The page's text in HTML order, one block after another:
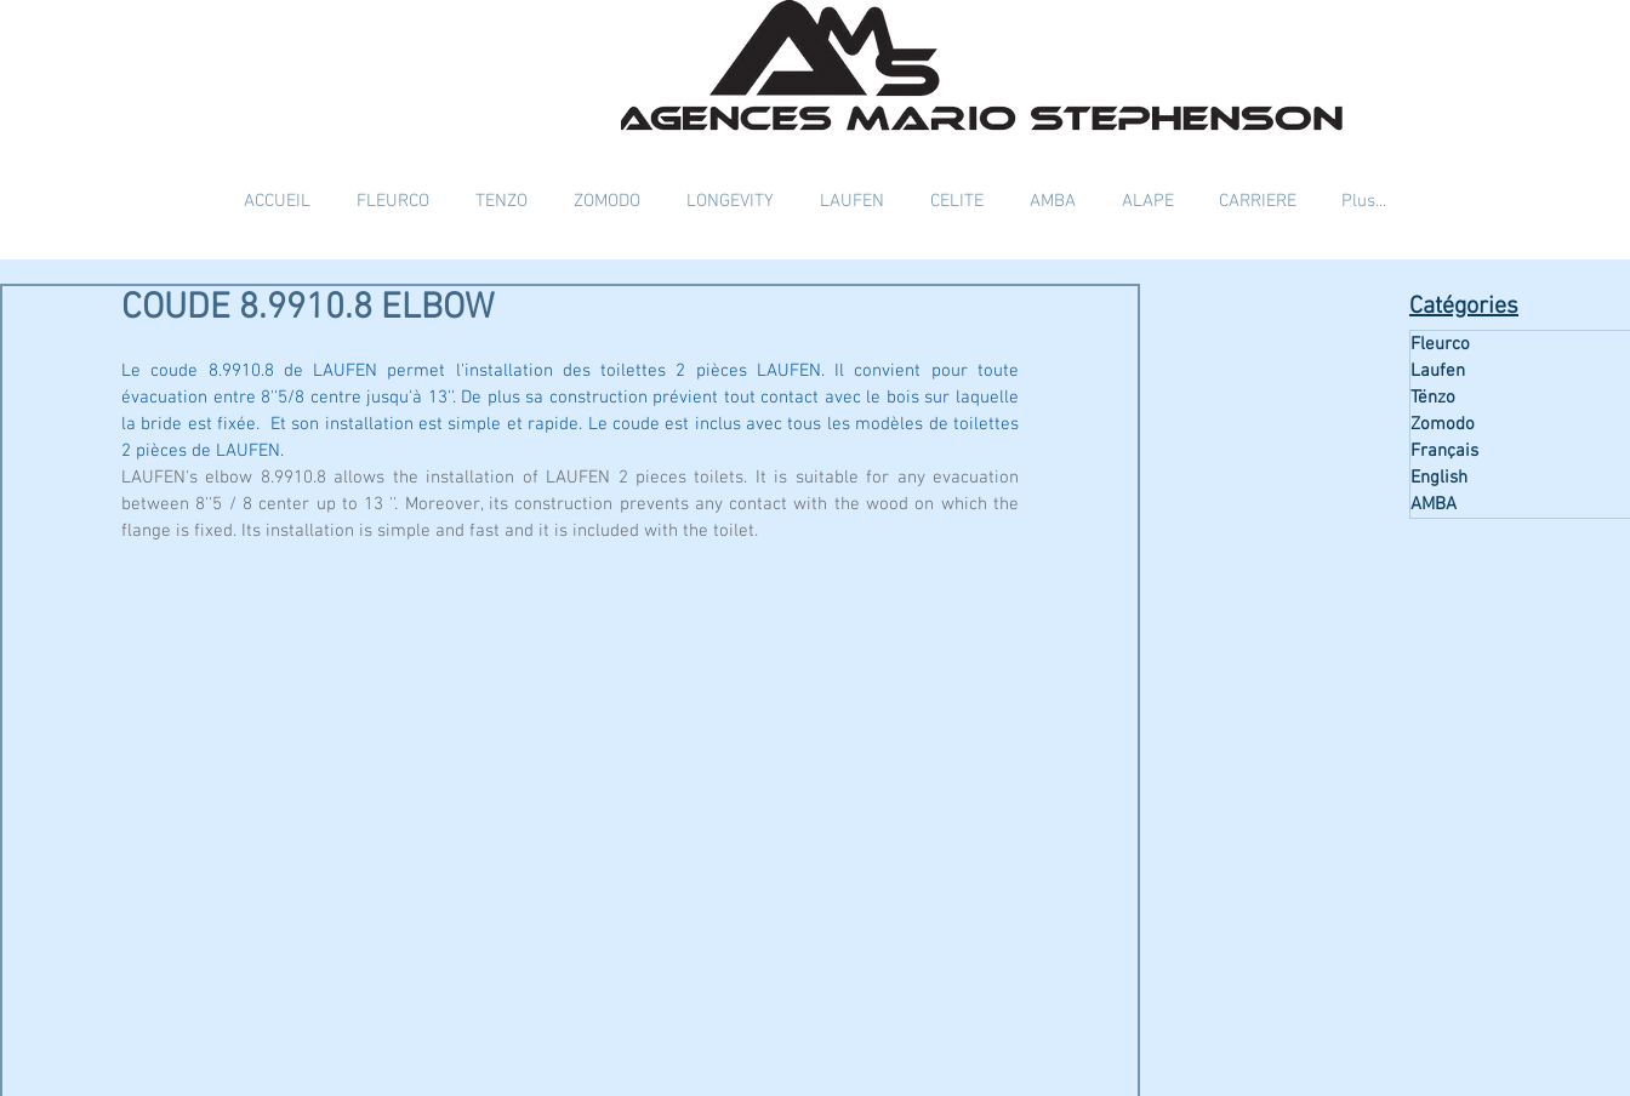
COUDE 8.9910.8 ELBOW
Le coude 8.9910.8 de LAUFEN permet l'installation des toilettes 2 pièces LAUFEN. Il convient pour toute
évacuation entre 8''5/8 centre jusqu'à 13''. De plus sa construction prévient tout contact avec le bois sur laquelle
la bride est fixée.  Et son installation est simple et rapide. Le coude est inclus avec tous les modèles de toilettes
2 pièces de LAUFEN.
LAUFEN's elbow 8.9910.8 allows the installation of LAUFEN 2 pieces toilets. It is suitable for any evacuation
between 8''5 / 8 center up to 13 ''. Moreover, its construction prevents any contact with the wood on which the
flange is fixed. Its installation is simple and fast and it is included with the toilet.
Fleurco
Laufen
Tënzo
Zomodo
Français
English
AMBA
Catégories
ACCUEIL FLEURCO TENZO ZOMODO LONGEVITY LAUFEN CELITE AMBA ALAPE CARRIERE Plus...